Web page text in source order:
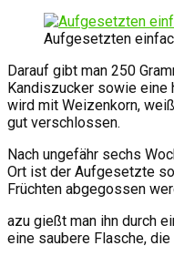
Aufgesetzten
Darauf gibt man 250
Kandiszucker sowie eine
wird mit Weizenkorn,
gut verschlossen.
Nach ungefähr sechs
Ort ist der Aufgesetzte
Früchten abgegossen
azu gießt man ihn durch
eine saubere Flasche,